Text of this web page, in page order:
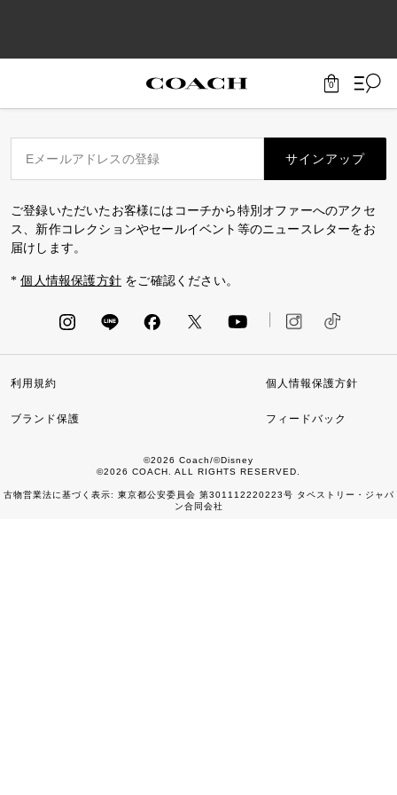
0
サインアップ
ご登録いただいたお客様にはコーチから特別オファーへのアクセ
ス、新作コレクションやセールイベント等のニュースレターをお
届けします。
*個人情報保護方針 をご確認ください。
利用規約 個人情報保護方針
ブランド保護 フィードバック
©2026 Coach/©Disney
©2026 COACH. ALL RIGHTS RESERVED.
古物営業法に基づく表示: 東京都公安委員会 第301112220223号 タペストリー・ジャパ
ン合同会社